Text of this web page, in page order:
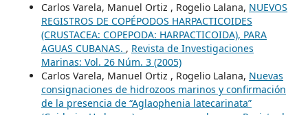
Carlos Varela, Manuel Ortiz , Rogelio Lalana, NUEVOS
REGISTROS DE COPÉPODOS HARPACTICOIDES
(CRUSTACEA: COPEPODA: HARPACTICOIDA), PARA
AGUAS CUBANAS. , Revista de Investigaciones
Marinas: Vol. 26 Núm. 3 (2005)
Carlos Varela, Manuel Ortiz , Rogelio Lalana, Nuevas
consignaciones de hidrozoos marinos y confirmación
de la presencia de “Aglaophenia latecarinata”